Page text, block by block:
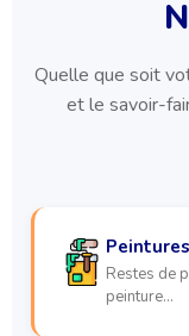
Quelle que soit
et le savoir-
Peintures
Restes de
peinture…